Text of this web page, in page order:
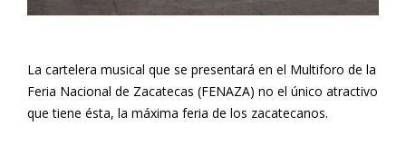
La cartelera musical que se presentará en el Multiforo de la
Feria Nacional de Zacatecas (FENAZA) no el único atractivo
que tiene ésta, la máxima feria de los zacatecanos.